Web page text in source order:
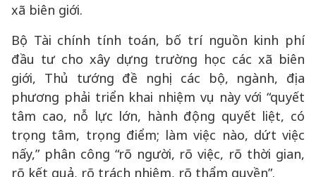
xã biên giới.
Bộ Tài chính tính toán, bố trí nguồn kinh phí
đầu tư cho xây dựng trường học các xã biên
giới, Thủ tướng đề nghị các bộ, ngành, địa
phương phải triển khai nhiệm vụ này với “quyết
tâm cao, nỗ lực lớn, hành động quyết liệt, có
trọng tâm, trọng điểm; làm việc nào, dứt việc
nấy,” phân công “rõ người, rõ việc, rõ thời gian,
rõ kết quả, rõ trách nhiệm, rõ thẩm quyền”.